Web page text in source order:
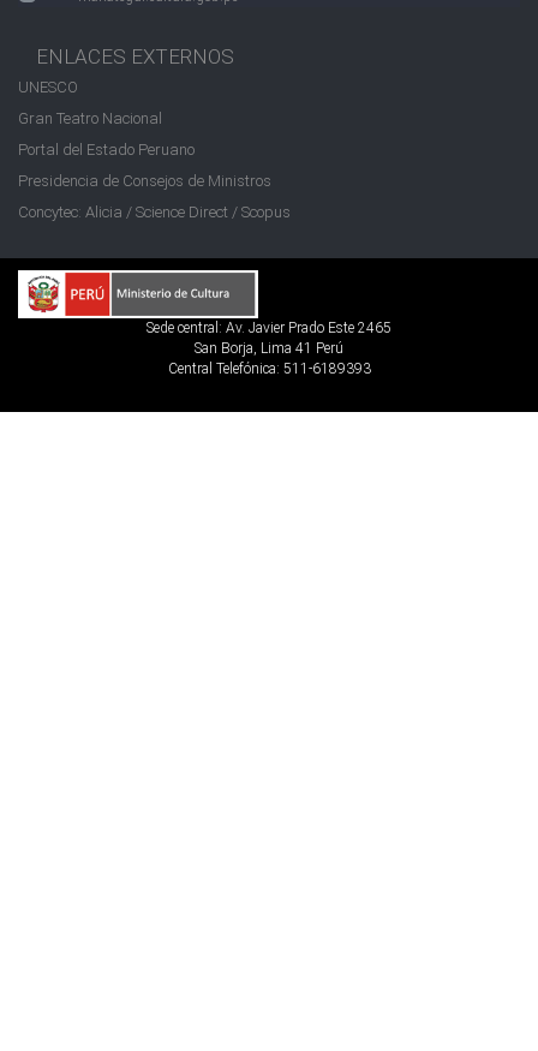
ENLACES EXTERNOS
UNESCO
Gran Teatro Nacional
Portal del Estado Peruano
Presidencia de Consejos de Ministros
Concytec: Alicia / Science Direct / Scopus
Sede central: Av. Javier Prado Este 2465
San Borja, Lima 41 Perú
Central Telefónica: 511-6189393